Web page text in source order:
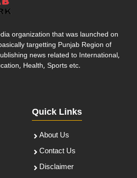
organization that was launched on
targetting Punjab Region of
news related to International,
Health, Sports etc.
Quick Links
About Us
Contact Us
Disclaimer